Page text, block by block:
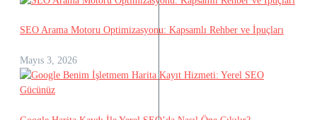
SEO Arama Motoru Optimizasyonu: Kapsamlı Rehber ve İpuçları
Mayıs 3, 2026